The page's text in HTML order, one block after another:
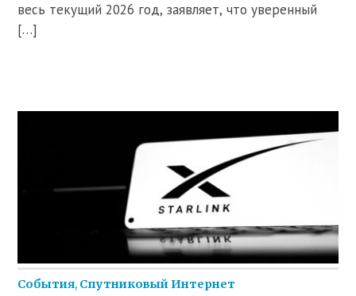
весь текущий 2026 год, заявляет, что уверенный
[…]
События, Спутниковый Интернет